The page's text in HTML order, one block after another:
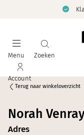
Menu Zoeken
Account
Terug naar winkeloverzicht
Norah
Adres